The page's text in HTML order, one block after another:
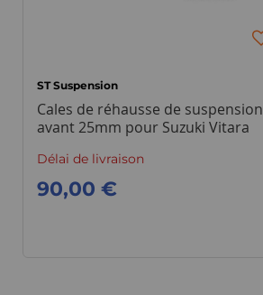
ST Suspension
Cales de réhausse de suspension
avant 25mm pour Suzuki Vitara
Délai de livraison
90,00 €